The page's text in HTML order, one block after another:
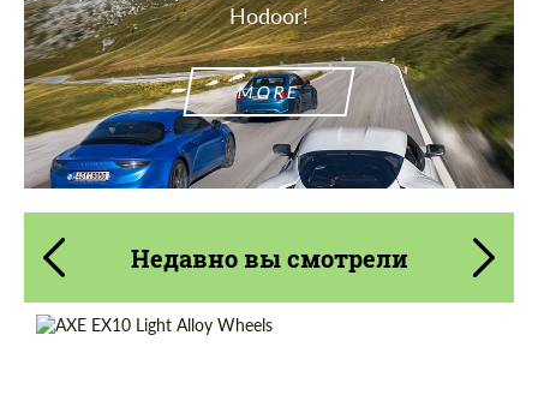
Hodoor!
MORE
Недавно вы смотрели